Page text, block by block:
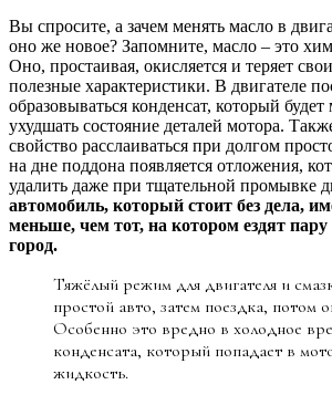
Вы спросите, а зачем менять масло в
оно же новое? Запомните, масло – это
Оно, простаивая, окисляется и теряет
полезные характеристики. В двигателе
образовываться конденсат, который
ухудшать состояние деталей мотора.
свойство расслаиваться при долгом
на дне поддона появляется отложения,
удалить даже при тщательной промывке
автомобиль, который стоит без дела,
меньше, чем тот, на котором ездят пару
город.
Тяжёлый режим для двигателя и
простой авто, затем поездка, потом
Особенно это вредно в холодное
конденсата, который попадает в
жидкость.